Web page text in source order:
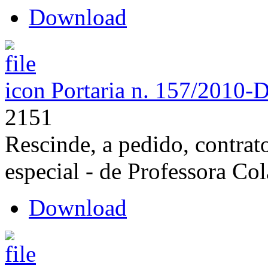
Download
Portaria n. 157/2010-
2151
Rescinde, a pedido,
especial - de Professora
Download